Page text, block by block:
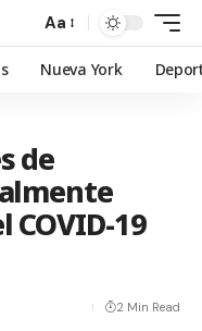
Aa
Nueva York
de
19
2 Min Read